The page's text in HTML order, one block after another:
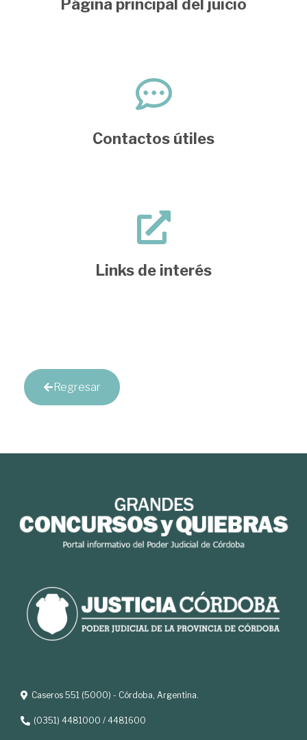
Página principal del juicio
Contactos útiles
Links de interés
Regresar
Caseros 551 (5000) - Córdoba, Argentina.
(0351) 4481000 / 4481600